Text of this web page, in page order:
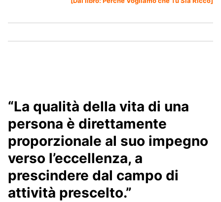
“La qualità della vita di una
persona è direttamente
proporzionale al suo impegno
verso l’eccellenza, a
prescindere dal campo di
attività prescelto.”